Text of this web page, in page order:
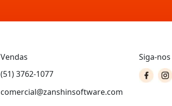
Vendas
(51) 3762-1077
comercial@zanshinsoftware.com
Siga-nos